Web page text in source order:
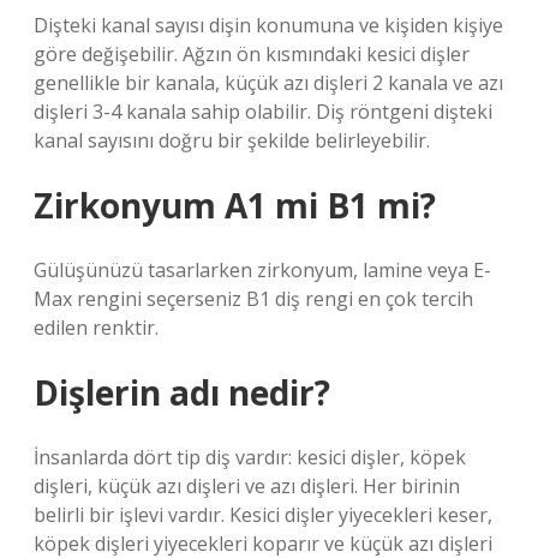
Dişteki kanal sayısı dişin konumuna ve kişiden kişiye
göre değişebilir. Ağzın ön kısmındaki kesici dişler
genellikle bir kanala, küçük azı dişleri 2 kanala ve azı
dişleri 3-4 kanala sahip olabilir. Diş röntgeni dişteki
kanal sayısını doğru bir şekilde belirleyebilir.
Zirkonyum A1 mi B1 mi?
Gülüşünüzü tasarlarken zirkonyum, lamine veya E-
Max rengini seçerseniz B1 diş rengi en çok tercih
edilen renktir.
Dişlerin adı nedir?
İnsanlarda dört tip diş vardır: kesici dişler, köpek
dişleri, küçük azı dişleri ve azı dişleri. Her birinin
belirli bir işlevi vardır. Kesici dişler yiyecekleri keser,
köpek dişleri yiyecekleri koparır ve küçük azı dişleri